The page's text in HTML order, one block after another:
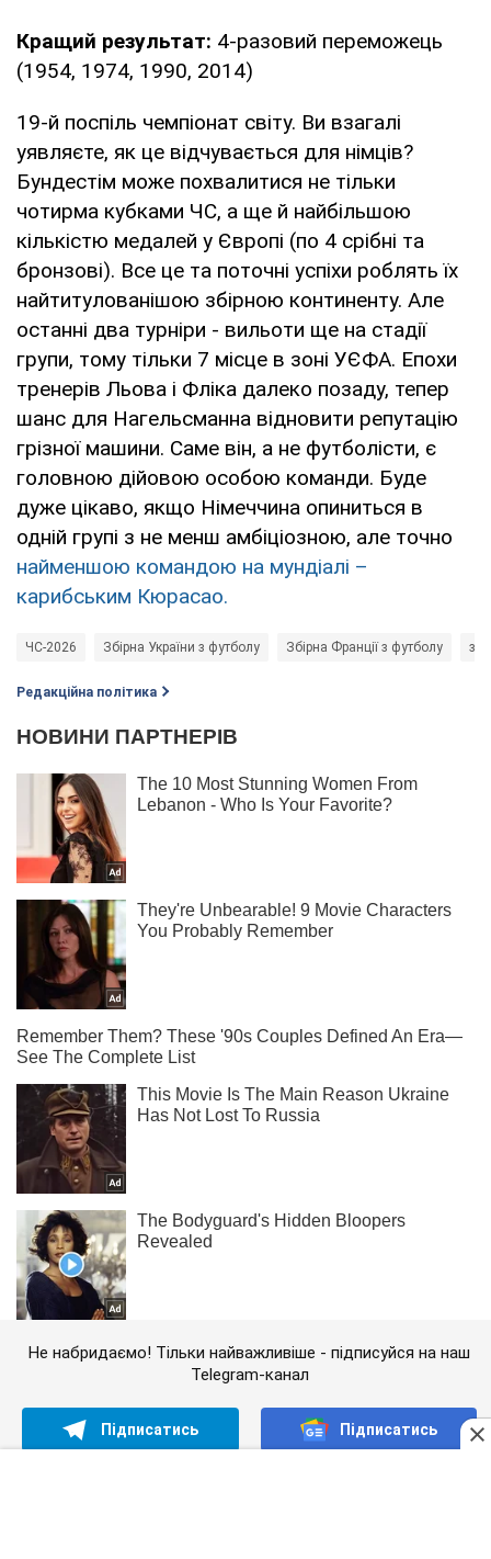
Кращий результат: 4-разовий переможець
(1954, 1974, 1990, 2014)
19-й поспіль чемпіонат світу. Ви взагалі
уявляєте, як це відчувається для німців?
Бундестім може похвалитися не тільки
чотирма кубками ЧС, а ще й найбільшою
кількістю медалей у Європі (по 4 срібні та
бронзові). Все це та поточні успіхи роблять їх
найтитулованішою збірною континенту. Але
останні два турніри - вильоти ще на стадії
групи, тому тільки 7 місце в зоні УЄФА. Епохи
тренерів Льова і Фліка далеко позаду, тепер
шанс для Нагельсманна відновити репутацію
грізної машини. Саме він, а не футболісти, є
головною дійовою особою команди. Буде
дуже цікаво, якщо Німеччина опиниться в
одній групі з не менш амбіціозною, але точно
найменшою командою на мундіалі –
карибським Кюрасао.
ЧС-2026 Збірна України з футболу Збірна Франції з футболу
Редакційна політика
Не набридаємо! Тільки найважливіше - підписуйся на наш
Telegram-канал
Підписатись Підписатись